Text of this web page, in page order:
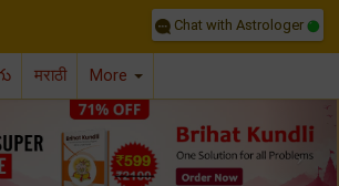
Chat with Astrologer
मराठी More